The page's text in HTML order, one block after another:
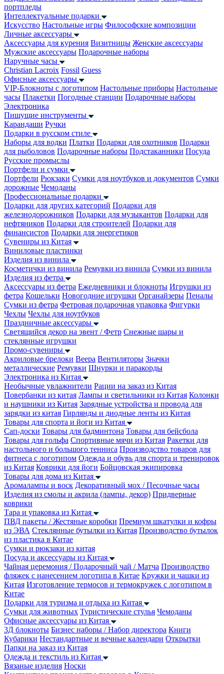
портпледы
Интеллектуальные подарки
Искусство Настольные игры Философские композиции
Личные аксессуары
Аксессуары для курения Визитницы Женские аксессуары
Мужские аксессуары Подарочные наборы
Наручные часы
Christian Lacroix Fossil Guess
Офисные аксессуары
VIP-Блокноты с логотипом Настольные приборы Настольные
часы Плакетки Погодные станции Подарочные наборы
Электроника
Пишущие инструменты
Карандаши Ручки
Подарки в русском стиле
Наборы для водки Платки Подарки для охотников Подарки
для рыболовов Подарочные наборы Подстаканники Посуда
Русские промыслы
Портфели и сумки
Портфели Рюкзаки Сумки для ноутбуков и документов Сумки
дорожные Чемоданы
Профессиональные подарки
Подарки для других категорий Подарки для
железнодорожников Подарки для музыкантов Подарки для
нефтяников Подарки для строителей Подарки для
финансистов Подарки для энергетиков
Сувениры из Китая
Виниловые пластинки
Изделия из винила
Косметички из винила Ремувки из винила Сумки из винила
Изделия из фетра
Аксессуары из фетра Ежедневники и блокноты Игрушки из
фетра Кошельки Новогодние игрушки Органайзеры Пеналы
Сумки из фетра Фетровая подарочная упаковка Фигурки
Чехлы Чехлы для ноутбуков
Праздничные аксессуары
Светящийся декор на эвент / Фетр Снежные шары и
стеклянные игрушки
Промо-сувениры
Акриловые брелоки Веера Вентиляторы Значки
металлические Ремувки Шнурки и паракорды
Электроника из Китая
Необычные увлажнители Рации на заказ из Китая
Повербанки из китая Лампы и светильники из Китая Колонки
и наушники из Китая Зарядные устройства и провода для
зарядки из китая Гирлянды и диодные ленты из Китая
Товары для спорта и йоги из Китая
Сап-доски Товары для бадминтона Товары для бейсбола
Товары для гольфа Спортивные мячи из Китая Ракетки для
настольного и большого тенниса Производство товаров для
фитнеса с логотипом Одежда и обувь для спорта и тренировок
из Китая Коврики для йоги Бойцовская экипировка
Товары для дома из Китая
Аромалампы и воск Декоративный мох / Песочные часы
Изделия из смолы и акрила (лампы, декор) Придверные
коврики
Тара и упаковка из Китая
ПВД пакеты / Жестяные коробки Премиум шкатулки и кофры
из ЭВА Стеклянные бутылки из Китая Производство бутылок
из пластика в Китае
Сумки и рюкзаки из китая
Посуда и аксессуары из Китая
Чайная церемония / Подарочный чай / Матча Производство
фляжек с нанесением логотипа в Китае Кружки и чашки из
Китая Изготовление термосов и термокружек с логотипом в
Китае
Подарки для туризма и отдыха из Китая
Сумки для животных Туристические стулья Чемоданы
Офисные аксессуары из Китая
3Д блокноты Бизнес наборы / Набор директора Книги
Кубарики Нестандартные и вечные календари Открытки
Папки на заказ из Китая
Одежда и текстиль из Китая
Вязаные изделия Носки